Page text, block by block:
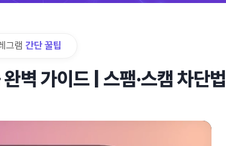
그램 간단 꿀팁
벽 가이드 | 스팸·스캠 차단법